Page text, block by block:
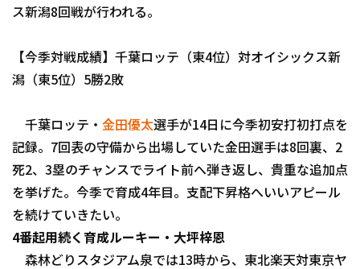
埼玉西武ライオンズ
オリックス・バファローズ
ス新潟8回戦が行われる。
【今季対戦成績】千葉ロッテ（東4位）対オイシックス新
潟（東5位）5勝2敗
千葉ロッテ・ 金田優太選手が14日に今季初安打初打点を
記録。7回表の守備から出場していた金田選手は8回裏、2
死2、3塁のチャンスでライト前へ弾き返し、貴重な追加点
を挙げた。今季で育成4年目。支配下昇格へいいアピール
を続けていきたい。
4番起用続く育成ルーキー・大坪梓恩
森林どりスタジアム泉では13時から、東北楽天対東京ヤ